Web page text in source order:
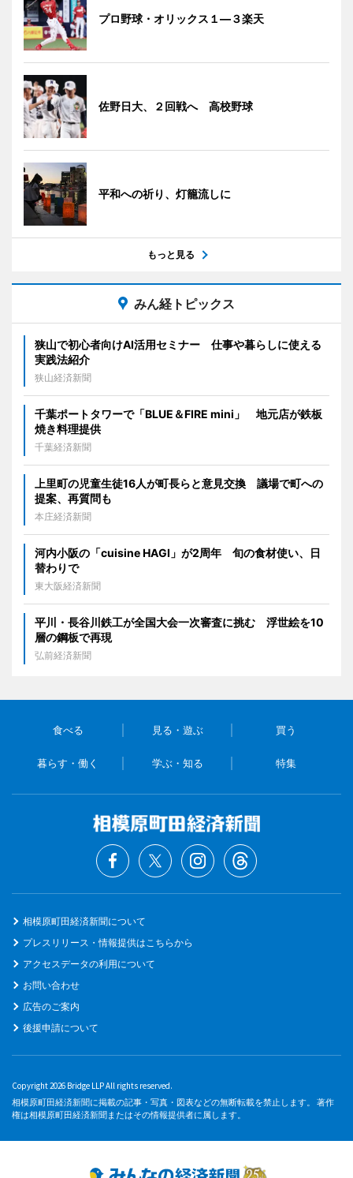
プロ野球・オリックス１―３楽天
佐野日大、２回戦へ 高校野球
平和への祈り、灯籠流しに
もっと見る
みん経トピックス
狭山で初心者向けAI活用セミナー 仕事や暮らしに使える
実践法紹介
狭山経済新聞
千葉ポートタワーで「BLUE＆FIRE mini」 地元店が鉄板
焼き料理提供
千葉経済新聞
上里町の児童生徒16人が町長らと意見交換 議場で町への
提案、再質問も
本庄経済新聞
河内小阪の「cuisine HAGI」が2周年 旬の食材使い、日
替わりで
東大阪経済新聞
平川・長谷川鉄工が全国大会一次審査に挑む 浮世絵を10
層の鋼板で再現
弘前経済新聞
食べる 見る・遊ぶ 買う
暮らす・働く 学ぶ・知る 特集
相模原町田経済新聞について
プレスリリース・情報提供はこちらから
アクセスデータの利用について
お問い合わせ
広告のご案内
後援申請について
Copyright 2026 Bridge LLP All rights reserved.
相模原町田経済新聞に掲載の記事・写真・図表などの無断転載を禁止します。 著作
権は相模原町田経済新聞またはその情報提供者に属します。